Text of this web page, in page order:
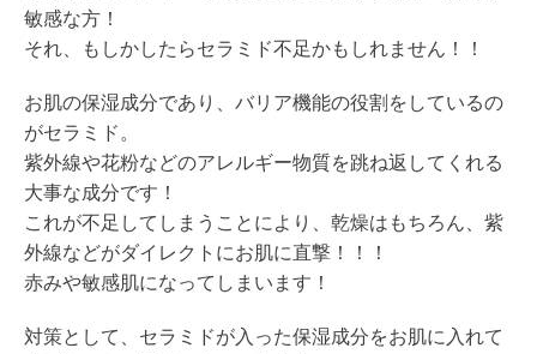
敏感な方！
それ、もしかしたらセラミド不足かもしれません！！
お肌の保湿成分であり、バリア機能の役割をしているの
がセラミド。
紫外線や花粉などのアレルギー物質を跳ね返してくれる
大事な成分です！
これが不足してしまうことにより、乾燥はもちろん、紫
外線などがダイレクトにお肌に直撃！！！
赤みや敏感肌になってしまいます！
対策として、セラミドが入った保湿成分をお肌に入れて